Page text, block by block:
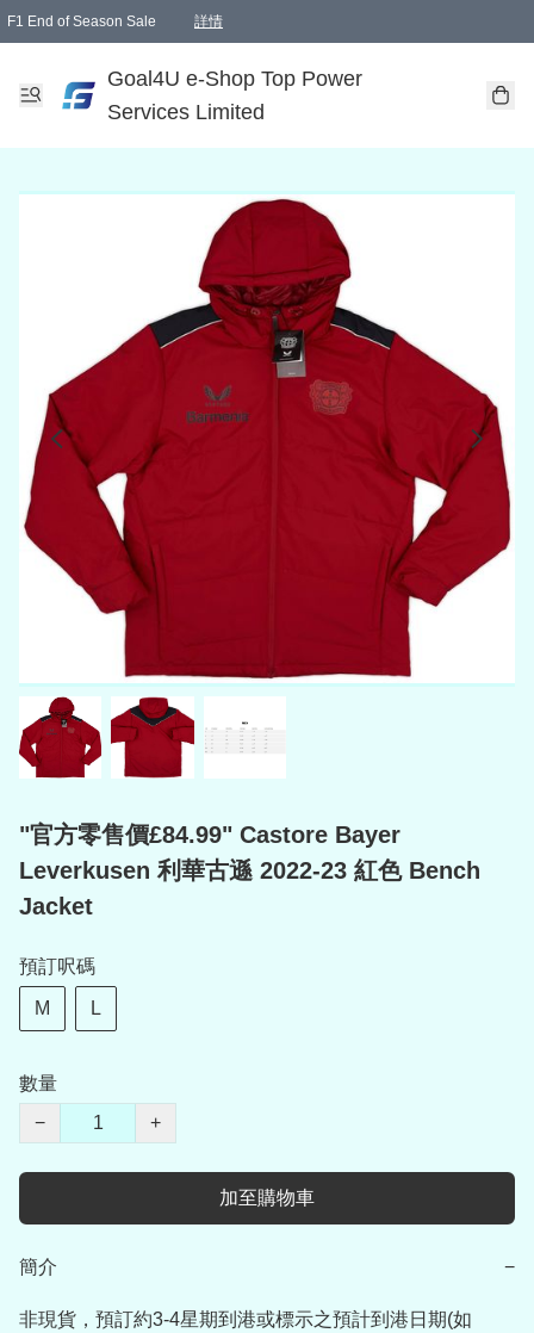
F1 End of Season Sale 詳情
Goal4U e-Shop Top Power
Services Limited
"官方零售價£84.99" Castore Bayer
Leverkusen 利華古遜 2022-23 紅色 Bench
Jacket
預訂呎碼
M L
數量
−
+
加至購物車
簡介 −
非現貨，預訂約3-4星期到港或標示之預計到港日期(如